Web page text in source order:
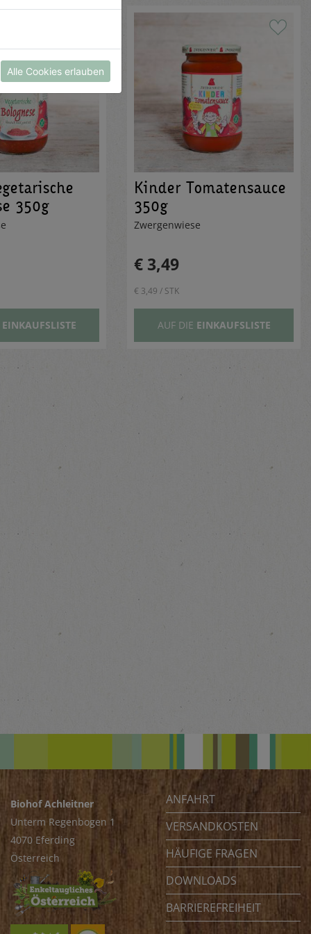
350g
EINKAUFSLISTE
Kinder Tomatensauce
350g
Zwergenwiese
€ 3,49
€ 3,49 / STK
AUF DIE EINKAUFSLISTE
Biohof Achleitner
Unterm Regenbogen 1
4070 Eferding
Österreich
ANFAHRT
VERSANDKOSTEN
HÄUFIGE FRAGEN
DOWNLOADS
BARRIEREFREIHEIT
Alle Cookies erlauben